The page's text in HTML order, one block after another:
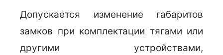
Допускается изменение габаритов
замков при комплектации тягами или
другими устройствами,